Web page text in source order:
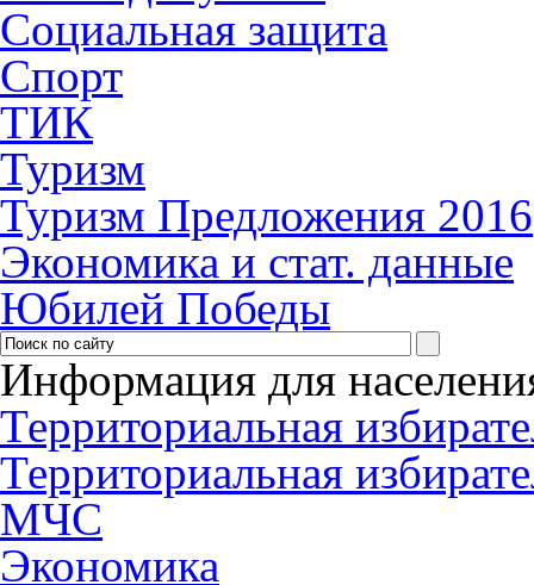
Социальная защита
Спорт
ТИК
Туризм
Туризм Предложения 2016
Экономика и стат. данные
Юбилей Победы
Информация для
Территориальная
Территориальная
МЧС
Экономика